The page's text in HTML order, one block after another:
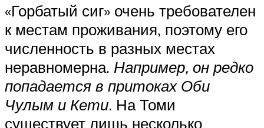
«Горбатый сиг» очень требователен
к местам проживания, поэтому его
численность в разных местах
неравномерна. Например, он редко
попадается в притоках Оби
Чулым и Кети. На Томи
существует лишь несколько